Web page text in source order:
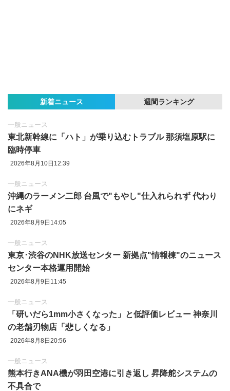
新着ニュース 週間ランキング
一般ニュース
東北新幹線に「ハト」が乗り込むトラブル 那須塩原駅に
臨時停車
2026年8月10日12:39
一般ニュース
沖縄のラーメン二郎 台風で"もやし"仕入れられず 代わり
にネギ
2026年8月9日14:05
一般ニュース
東京‪･‬渋谷のNHK放送センター 新拠点"情報棟"のニュース
センター本格運用開始
2026年8月9日11:45
一般ニュース
「研いだら1mm小さくなった」と低評価レビュー 神奈川
の老舗刃物店「悲しくなる」
2026年8月8日20:56
一般ニュース
熊本行きANA機が羽田空港に引き返し 昇降舵システムの
不具合で